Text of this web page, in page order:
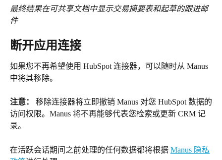
最终结果在可共享文档中显示交易摘要表和起草的跟进邮
件
断开应用连接
如果您不再希望使用 HubSpot 连接器，可以随时从 Manus
中将其移除。
注意：
移除连接器将立即撤销 Manus 对您 HubSpot 数据的
访问权限。Manus 将不再能够代表您检索或更新 CRM 记
录。
在活跃会话期间之前处理的任何数据都将根据 Manus 隐私